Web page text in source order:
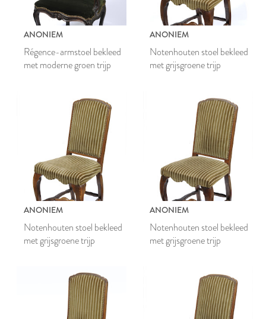
ANONIEM
Régence-armstoel bekleed
met moderne groen trijp
ANONIEM
Notenhouten stoel bekleed
met grijsgroene trijp
ANONIEM
Notenhouten stoel bekleed
met grijsgroene trijp
ANONIEM
Notenhouten stoel bekleed
met grijsgroene trijp